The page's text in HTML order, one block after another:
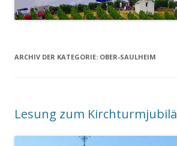
ARCHIV DER KATEGORIE: OBER-SAULHEIM
Lesung zum